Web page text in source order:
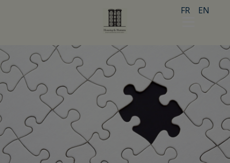
FR EN